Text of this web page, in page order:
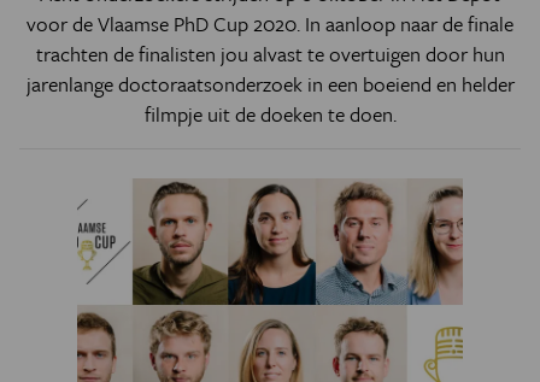
voor de Vlaamse PhD Cup 2020. In aanloop naar de finale
trachten de finalisten jou alvast te overtuigen door hun
jarenlange doctoraatsonderzoek in een boeiend en helder
filmpje uit de doeken te doen.